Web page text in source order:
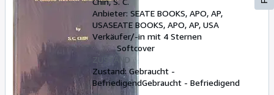
Anbieter: SEATE BOOKS, APO, AP,
USASEATE BOOKS, APO, AP, USA
Verkäufer/-in mit 4 Sternen
Softcover
ZUSTAND
Zustand: Gebraucht -
BefriedigendGebraucht - Befriedigend